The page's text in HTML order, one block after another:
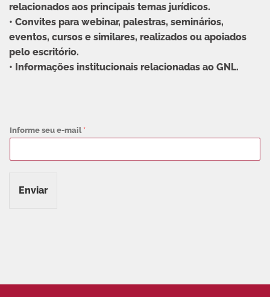
relacionados aos principais temas jurídicos.
• Convites para webinar, palestras, seminários,
eventos, cursos e similares, realizados ou apoiados
pelo escritório.
• Informações institucionais relacionadas ao GNL.
Informe seu e-mail *
Enviar